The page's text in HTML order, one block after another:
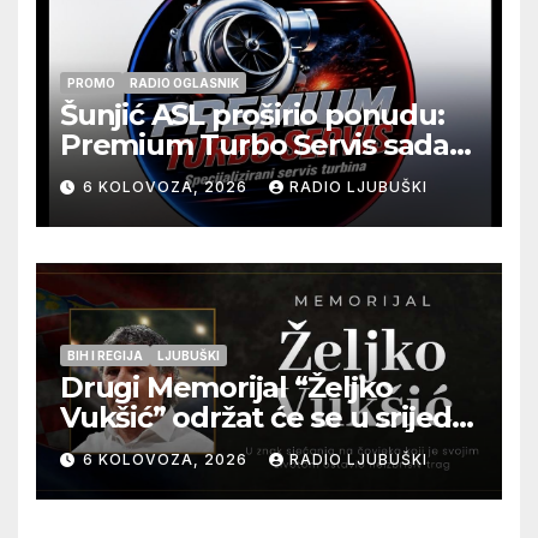
PROMO RADIO OGLASNIK
Šunjić ASL proširio ponudu:
Premium Turbo Servis sada
na jednoj adresi u Ljubuškom
6 KOLOVOZA, 2026 RADIO LJUBUŠKI
BIH I REGIJA LJUBUŠKI
Drugi Memorijal “Željko
Vukšić” održat će se u srijedu
12. kolovoza u Otoku
6 KOLOVOZA, 2026 RADIO LJUBUŠKI